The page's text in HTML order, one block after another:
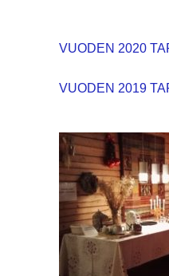
VUODEN 2020
VUODEN 2019